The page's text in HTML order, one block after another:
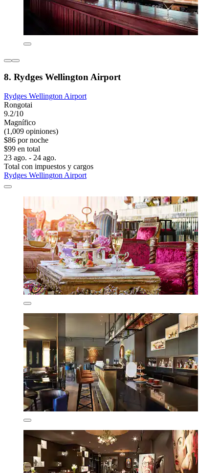
8. Rydges Wellington Airport
Rydges Wellington Airport
Rongotai
9.2/10
Magnífico
(1,009 opiniones)
$86 por noche
$99 en total
23 ago. - 24 ago.
Total con impuestos y cargos
Rydges Wellington Airport